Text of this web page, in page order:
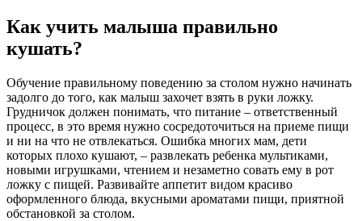
Как учить малыша правильно
кушать?
Обучение правильному поведению за столом нужно начинать
задолго до того, как малыш захочет взять в руки ложку.
Грудничок должен понимать, что питание – ответственный
процесс, в это время нужно сосредоточиться на приеме пищи
и ни на что не отвлекаться. Ошибка многих мам, дети
которых плохо кушают, – развлекать ребенка мультиками,
новыми игрушками, чтением и незаметно совать ему в рот
ложку с пищей. Развивайте аппетит видом красиво
оформленного блюда, вкусными ароматами пищи, приятной
обстановкой за столом.